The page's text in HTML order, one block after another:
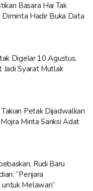
Basara Hai Tak
Hadir Buka Data
Digelar 10 Agustus,
Syarat Mutlak
Petak Dijadwalkan
Minta Sanksi Adat
Rudi Baru
“Penjara
Melawan”